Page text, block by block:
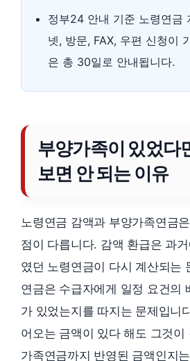
정부24 안내 기준 노령연금
넷, 방문, FAX, 우편 신청이
은 총 30일로 안내됩니다.
부양가족이 있었다
보면 안 되는 이유
노령연금 감액과 부양가족연금
점이 다릅니다. 감액 환급은 과
였던 노령연금이 다시 계산되는
연금은 수급자에게 일정 요건의
가 있었는지를 따지는 문제입니
어오는 금액이 있다 해도 그것이
가족연금까지 반영된 금액인지